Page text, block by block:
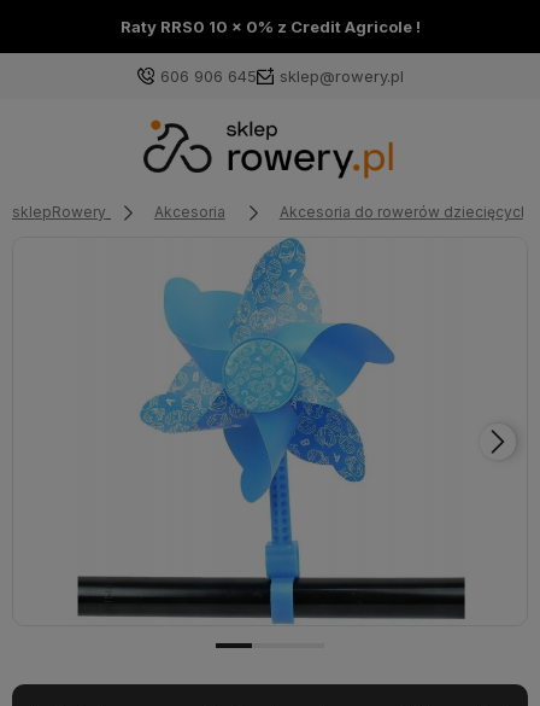
Raty RRS0 10 x 0% z Credit Agricole !
606 906 645 sklep@rowery.pl
sklepRowery Akcesoria Akcesoria do rowerów dziecięcych